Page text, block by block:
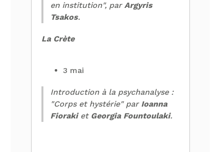
en institution", par Argyris
Tsakos.
La Crète
3 mai
Introduction à la psychanalyse :
"Corps et hystérie" par Ioanna
Fiorakiet Georgia Fountoulaki.